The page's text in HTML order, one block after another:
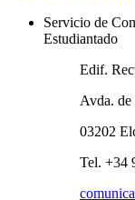
Servicio de
Estudiantado
Edif.
Avda. de
03202
Tel. +34